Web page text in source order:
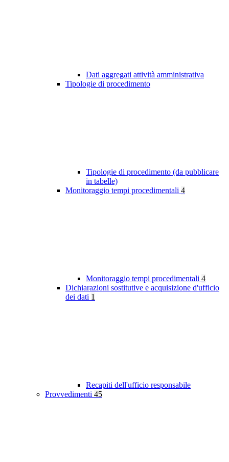
Dati aggregati attività amministrativa
Tipologie di procedimento
Tipologie di procedimento (da pubblicare
in tabelle)
Monitoraggio tempi procedimentali 4
Monitoraggio tempi procedimentali 4
Dichiarazioni sostitutive e acquisizione d'ufficio
dei dati 1
Recapiti dell'ufficio responsabile
Provvedimenti 45